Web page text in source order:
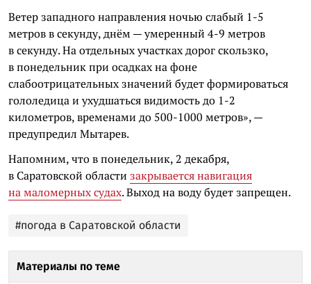
Ветер западного направления ночью слабый 1-5
метров в секунду, днём — умеренный 4-9 метров
в секунду. На отдельных участках дорог скользко,
в понедельник при осадках на фоне
слабоотрицательных значений будет формироваться
гололедица и ухудшаться видимость до 1-2
километров, временами до 500-1000 метров», —
предупредил Мытарев.
Напомним, что в понедельник, 2 декабря,
в Саратовской области закрывается навигация
на маломерных судах. Выход на воду будет запрещен.
#погода в Саратовской области
Материалы по теме